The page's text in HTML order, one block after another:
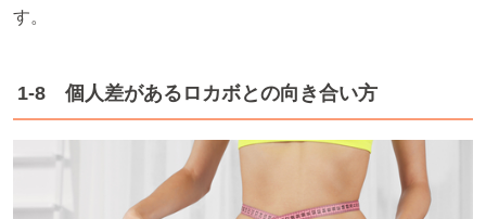
す。
1-8 個人差があるロカボとの向き合い方